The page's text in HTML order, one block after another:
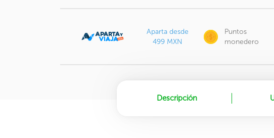
Aparta desde
499 MXN
Puntos
monedero
Descripción